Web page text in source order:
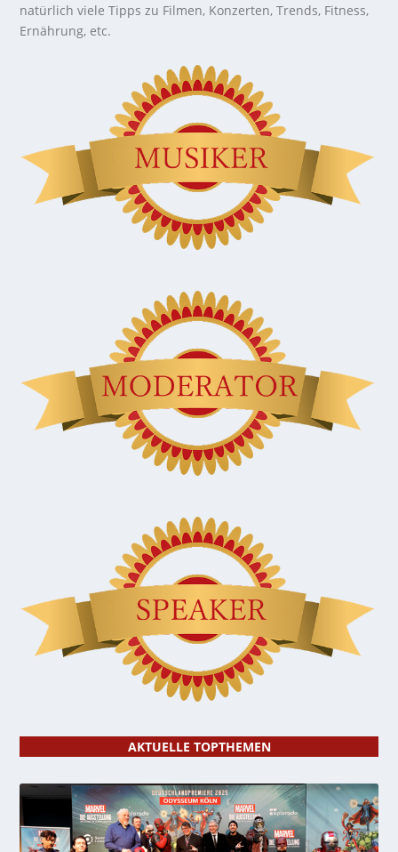
natürlich viele Tipps zu Filmen, Konzerten, Trends, Fitness,
Ernährung, etc.
AKTUELLE TOPTHEMEN